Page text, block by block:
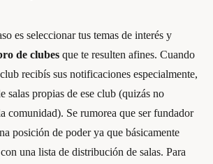
es seleccionar tus temas de interés y
de clubes que te resulten afines. Cuando
recibís sus notificaciones especialmente,
salas propias de ese club (quizás no
comunidad). Se rumorea que ser fundador
posición de poder ya que básicamente
una lista de distribución de salas. Para